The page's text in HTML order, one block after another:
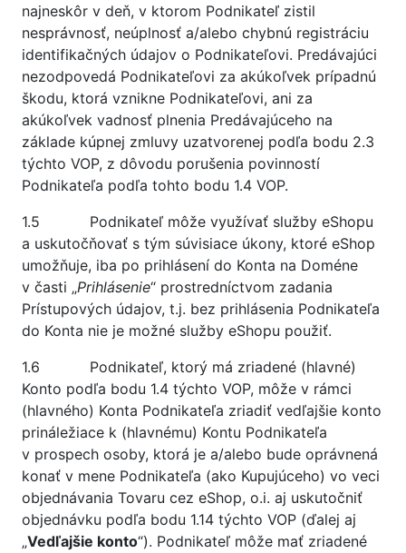
najneskôr v deň, v ktorom Podnikateľ zistil
nesprávnosť, neúplnosť a/alebo chybnú registráciu
identifikačných údajov o Podnikateľovi. Predávajúci
nezodpovedá Podnikateľovi za akúkoľvek prípadnú
škodu, ktorá vznikne Podnikateľovi, ani za
akúkoľvek vadnosť plnenia Predávajúceho na
základe kúpnej zmluvy uzatvorenej podľa bodu 2.3
týchto VOP, z dôvodu porušenia povinností
Podnikateľa podľa tohto bodu 1.4 VOP.
1.5 Podnikateľ môže využívať služby eShopu
a uskutočňovať s tým súvisiace úkony, ktoré eShop
umožňuje, iba po prihlásení do Konta na Doméne
v časti „Prihlásenie“ prostredníctvom zadania
Prístupových údajov, t.j. bez prihlásenia Podnikateľa
do Konta nie je možné služby eShopu použiť.
1.6 Podnikateľ, ktorý má zriadené (hlavné)
Konto podľa bodu 1.4 týchto VOP, môže v rámci
(hlavného) Konta Podnikateľa zriadiť vedľajšie konto
prináležiace k (hlavnému) Kontu Podnikateľa
v prospech osoby, ktorá je a/alebo bude oprávnená
konať v mene Podnikateľa (ako Kupujúceho) vo veci
objednávania Tovaru cez eShop, o.i. aj uskutočniť
objednávku podľa bodu 1.14 týchto VOP (ďalej aj
„Vedľajšie konto“). Podnikateľ môže mať zriadené